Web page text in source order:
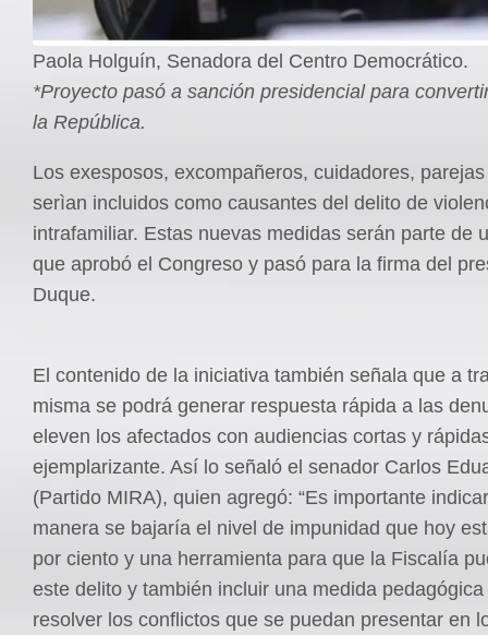
Paola Holguín, Senadora del Centro Democrático.
*Proyecto pasó a sanción presidencial para
la República.
Los exesposos, excompañeros, cuidadores,
serìan incluidos como causantes del delito de
intrafamiliar. Estas nuevas medidas serán parte de
que aprobó el Congreso y pasó para la firma del
Duque.
El contenido de la iniciativa también señala que a
misma se podrá generar respuesta rápida a las
eleven los afectados con audiencias cortas y
ejemplarizante. Así lo señaló el senador Carlos
(Partido MIRA), quien agregó: “Es importante
manera se bajaría el nivel de impunidad que hoy
por ciento y una herramienta para que la Fiscalía
este delito y también incluir una medida
resolver los conflictos que se puedan presentar en